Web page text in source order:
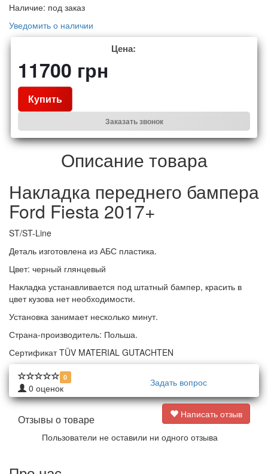
Наличие: под заказ
Уведомить о наличии
Цена:
11700 грн
Купить
Заказать звонок
Описание товара
Накладка переднего бампера
Ford Fiesta 2017+
ST/ST-Line
Деталь изготовлена из АБС пластика.
Цвет: черный глянцевый
Накладка устанавливается под штатный бампер, красить в
цвет кузова нет необходимости.
Установка занимает несколько минут.
Страна-производитель: Польша.
Сертификат TÜV MATERIAL GUTACHTEN
0
0 оценок Задать вопрос
Отзывы о товаре
Написать отзыв
Пользователи не оставили ни одного отзыва